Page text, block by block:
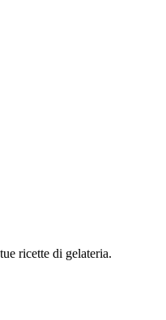
ricette di gelateria.